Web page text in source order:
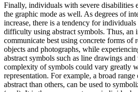
Finally, individuals with severe disabilities
the graphic mode as well. As degrees of
increase, there is a tendency for
difficulty using abstract symbols. Thus, an
communicate best using concrete forms of
objects and photographs, while
abstract symbols such as line drawings
complexity of symbols could vary greatly
representation. For example, a broad
abstract than others, can be used to